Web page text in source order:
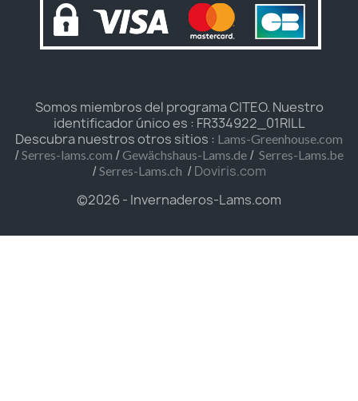
Somos miembros del programa CITEO. Nuestro
identificador único es : FR334922_01RILL
Descubra nuestros otros sitios : Lams-Greenhouse.com
/ Serres-lams.com /Gewächshaus-Lams.de / Serres-Lams.be
/ Serres-Lams.ch /Doviris.com
©2026 - Invernaderos-Lams.com